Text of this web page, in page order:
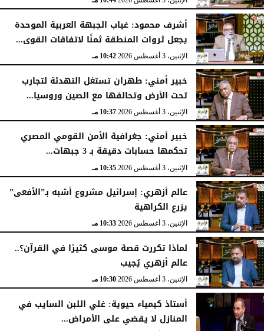
أشرف محمود: غياب الجبهة العربية الموحدة
يجعل ثروات المنطقة ثمنًا لاتفاقات القوى...
الإثنين، 3 أغسطس 2026 10:42 مـ
خبير أمني: طهران تستغل التهدئة لتجارب
تحت الأرض وتحالفها مع الصين وروسيا...
الإثنين، 3 أغسطس 2026 10:37 مـ
خبير أمني: جغرافية الأمن القومي المصري
تحكمها حسابات دقيقة بـ 3 جبهات...
الإثنين، 3 أغسطس 2026 10:35 مـ
عالم أزهري: إسرائيل مشروع أشبه بـ”الأفعى”
يزرع الكراهية
الإثنين، 3 أغسطس 2026 10:33 مـ
لماذا تكررت قصة موسى كثيرًا في القرآن؟..
عالم أزهري يُجيب
الإثنين، 3 أغسطس 2026 10:30 مـ
أستاذ كيمياء حيوية: غلي اللبن السايب في
المنازل لا يقضي على الأمراض...